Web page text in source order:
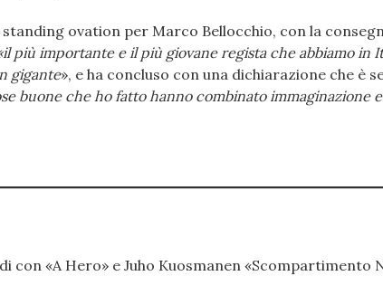
ovation per Marco Bellocchio, con la
più importante e il più giovane regista che abbiamo in
gigante», e ha concluso con una dichiarazione che è
buone che ho fatto hanno combinato immaginazione
con «A Hero» e Juho Kuosmanen «Scompartimento